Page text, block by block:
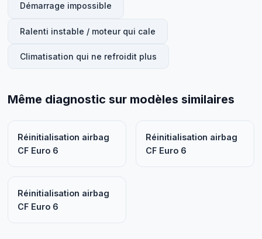
Démarrage impossible
Ralenti instable / moteur qui cale
Climatisation qui ne refroidit plus
Même diagnostic sur modèles similaires
Réinitialisation airbag
CF Euro 6
Réinitialisation airbag
CF Euro 6
Réinitialisation airbag
CF Euro 6